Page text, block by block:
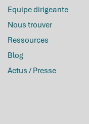
Equipe dirigeante
Nous trouver
Ressources
Blog
Actus / Presse